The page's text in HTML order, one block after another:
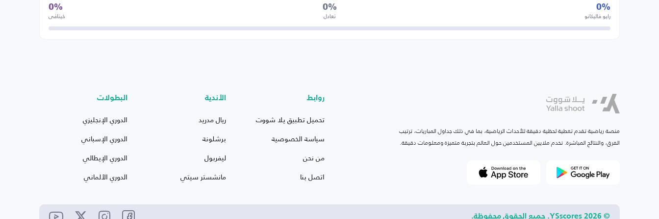
0%
رايو فاليكانو
0%
تعادل
0%
خيتافي
منصة رياضية تقدم تغطية لحظية دقيقة للأحداث الرياضية، بما في ذلك جداول المباريات، ترتيب
الفرق، والنتائج المباشرة. نخدم ملايين المستخدمين حول العالم بتجربة متميزة ومعلومات دقيقة.
روابط
تحميل تطبيق يلا شووت
سياسة الخصوصية
من نحن
اتصل بنا
الأندية
ريال مدريد
برشلونة
ليفربول
مانشستر سيتي
البطولات
الدوري الإنجليزي
الدوري الإسباني
الدوري الإيطالي
الدوري الألماني
© 2026 YSscores. جميع الحقوق محفوظة.